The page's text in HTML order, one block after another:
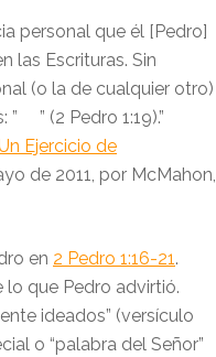
personal que él [Pedro]
las Escrituras. Sin
(o la de cualquier otro)
” (2 Pedro 1:19).”
Ejercicio de
de 2011, por McMahon,
en 2 Pedro 1:16-21.
lo que Pedro advirtió.
ideados” (versículo
o “palabra del Señor”